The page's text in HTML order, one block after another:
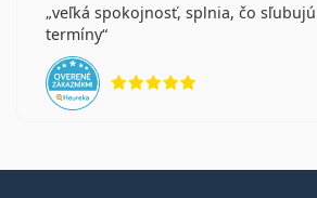
veľká spokojnosť, splnia, čo
termíny